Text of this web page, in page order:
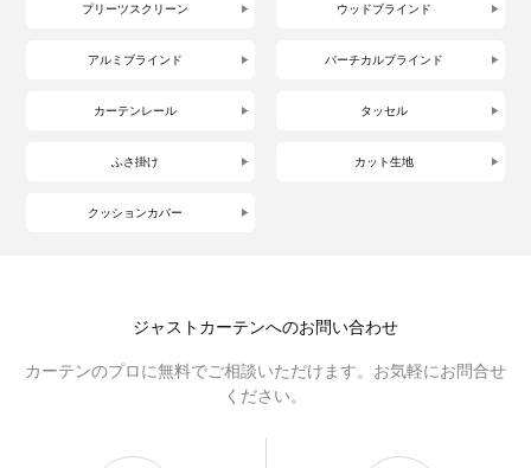
プリーツスクリーン ウッドブラインド
アルミブラインド バーチカルブラインド
カーテンレール タッセル
ふさ掛け カット生地
クッションカバー
ジャストカーテンへのお問い合わせ
カーテンのプロに無料でご相談いただけます。お気軽にお問合せ
ください。